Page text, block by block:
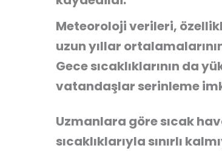
Meteoroloji verileri,
uzun yıllar
Gece sıcaklıklarının da
vatandaşlar serinleme
Uzmanlara göre sıcak
sıcaklıklarıyla sınırlı